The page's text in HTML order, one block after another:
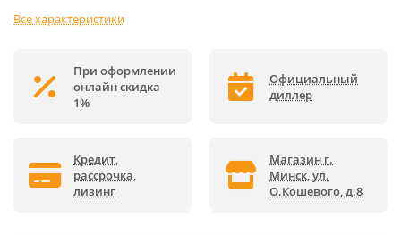
Все характеристики
При оформлении
онлайн скидка
1%
Официальный
диллер
Кредит,
рассрочка,
лизинг
Магазин г.
Минск, ул.
О.Кошевого, д.8